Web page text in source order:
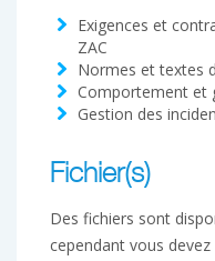
Exigences et
ZAC
Normes et textes
Comportement et
Gestion des
Fichier(s)
Des fichiers sont
cependant vous